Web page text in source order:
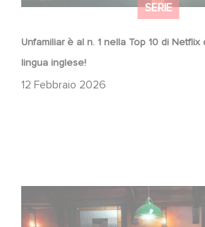
SERIE
Unfamiliar è al n. 1 nella Top 10 di
lingua inglese!
12 Febbraio 2026
When Broken Hearts Want Revenge:
Revenge Club